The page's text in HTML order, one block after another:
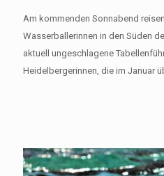
Am kommenden Sonnabend
Wasserballerinnen in den Süden
aktuell ungeschlagene
Heidelbergerinnen, die im Januar